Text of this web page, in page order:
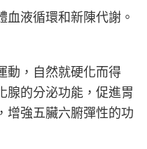
血液循環和新陳代謝。
動，自然就硬化而得
腺的分泌功能，促進胃
增強五臟六腑彈性的功